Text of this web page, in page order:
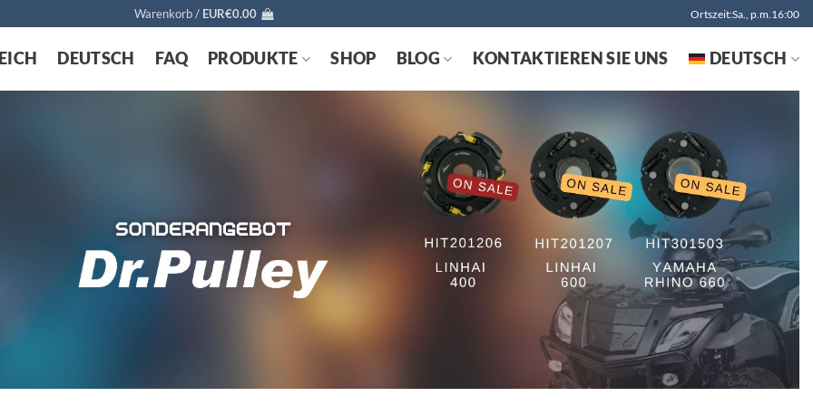
Warenkorb / EUR€0.00 Ortszeit:Sa., p.m.16:00
DEUTSCH FAQ PRODUKTE SHOP BLOG KONTAKTIEREN SIE UNS DEUTSCH